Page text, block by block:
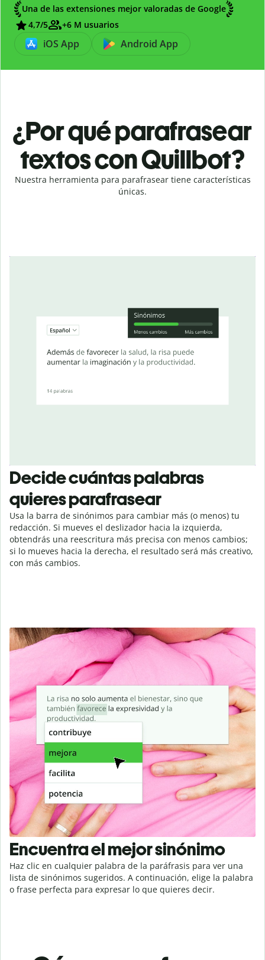
Una de las extensiones mejor valoradas de Google
4,7/5 +6 M usuarios
iOS App Android App
¿Por qué parafrasear
textos con Quillbot?
Nuestra herramienta para parafrasear tiene características
únicas.
Decide cuántas palabras
quieres parafrasear
Usa la barra de sinónimos para cambiar más (o menos) tu
redacción. Si mueves el deslizador hacia la izquierda,
obtendrás una reescritura más precisa con menos cambios;
si lo mueves hacia la derecha, el resultado será más creativo,
con más cambios.
Encuentra el mejor sinónimo
Haz clic en cualquier palabra de la paráfrasis para ver una
lista de sinónimos sugeridos. A continuación, elige la palabra
o frase perfecta para expresar lo que quieres decir.